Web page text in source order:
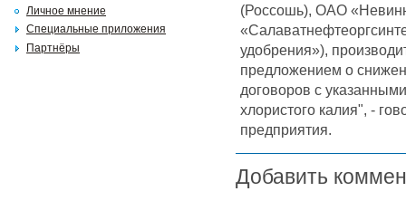
(Россошь), ОАО
удобрения»),
предложением о
договоров с
хлористого калия", -
предприятия.
Добавить
Личное мнение
Специальные приложения
Партнёры